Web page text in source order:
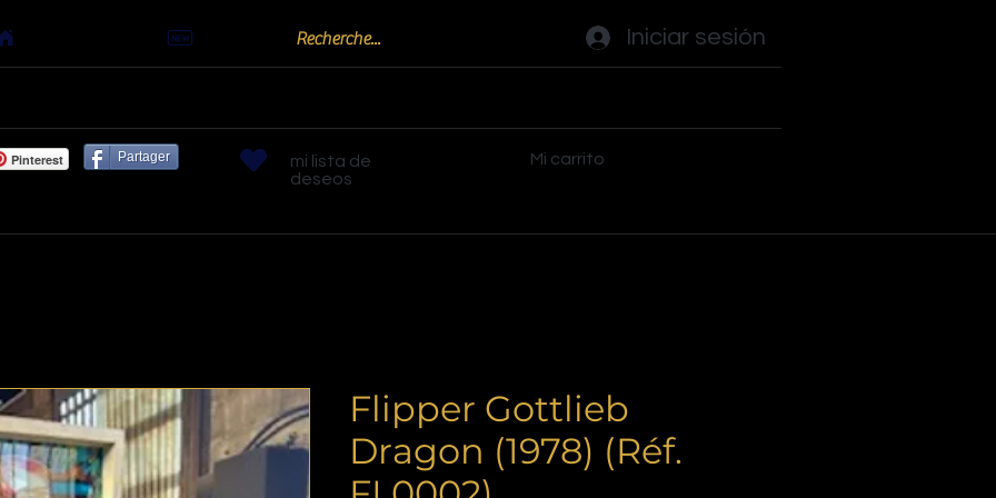
Iniciar sesión
Pinterest Partager
mi lista de
deseos
Mi carrito
Flipper Gottlieb
Dragon (1978) (Réf.